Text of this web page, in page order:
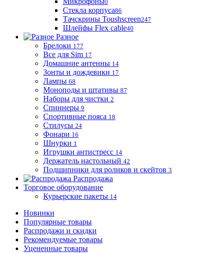
0
Стекла корпуса86
Тачскрины Toushscreen247
Шлейфы Flex cable40
Разное
Брелоки 177
Все для Sim 17
Домашние антенны 14
Зонты и дождевики 17
Лампы 68
Моноподы и штативы 87
Наборы для чистки 2
Спиннеры 9
Спортивные пояса 18
Стилусы 24
Фонари 16
Шнурки 1
Игрушки антистресс 14
Держатель настольный 42
Подшипники для роликов и скейтов 3
Распродажа
Торговое оборудование
Курьерские пакеты 14
Новинки
Популярные товары
Распродажи и скидки
Рекомендуемые товары
Уцененные товары